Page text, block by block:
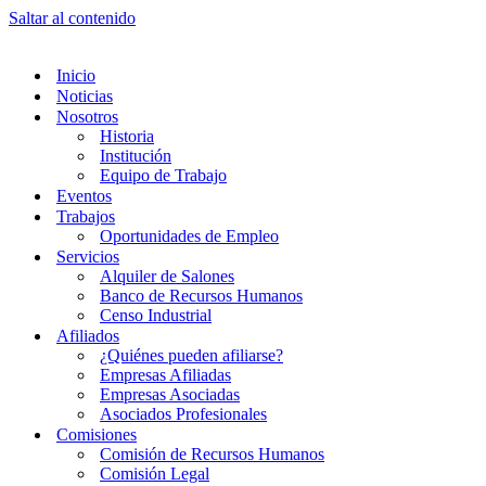
Saltar al contenido
Inicio
Noticias
Nosotros
Historia
Institución
Equipo de Trabajo
Eventos
Trabajos
Oportunidades de Empleo
Servicios
Alquiler de Salones
Banco de Recursos Humanos
Censo Industrial
Afiliados
¿Quiénes pueden afiliarse?
Empresas Afiliadas
Empresas Asociadas
Asociados Profesionales
Comisiones
Comisión de Recursos Humanos
Comisión Legal